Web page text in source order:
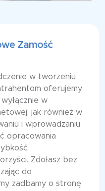
Zamość
w tworzeniu
oferujemy
w
jak również w
i wprowadzaniu
opracowania
Zdołasz bez
do
zadbamy o stronę